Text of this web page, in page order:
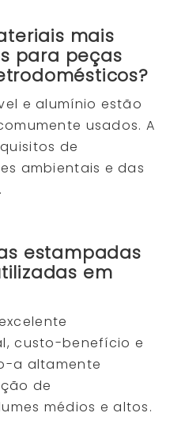
mais
para peças
e alumínio estão
usados. A
de
ambientais e das
estampadas
em
custo-benefício e
a altamente
de
médios e altos.